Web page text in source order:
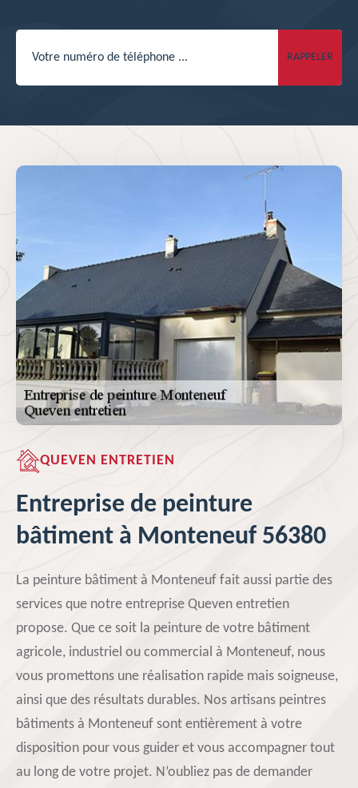
QUEVEN ENTRETIEN
Entreprise de peinture
bâtiment à Monteneuf 56380
La peinture bâtiment à Monteneuf fait aussi partie des
services que notre entreprise Queven entretien
propose. Que ce soit la peinture de votre bâtiment
agricole, industriel ou commercial à Monteneuf, nous
vous promettons une réalisation rapide mais soigneuse,
ainsi que des résultats durables. Nos artisans peintres
bâtiments à Monteneuf sont entièrement à votre
disposition pour vous guider et vous accompagner tout
au long de votre projet. N’oubliez pas de demander